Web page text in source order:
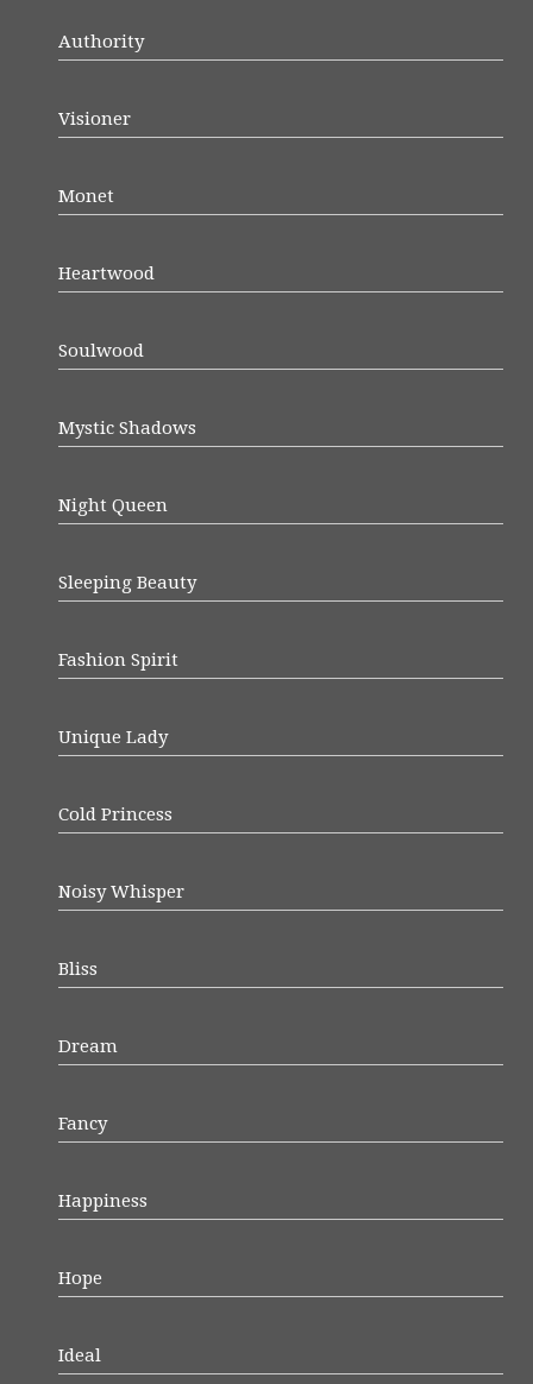
Authority
Visioner
Monet
Heartwood
Soulwood
Mystic Shadows
Night Queen
Sleeping Beauty
Fashion Spirit
Unique Lady
Cold Princess
Noisy Whisper
Bliss
Dream
Fancy
Happiness
Hope
Ideal